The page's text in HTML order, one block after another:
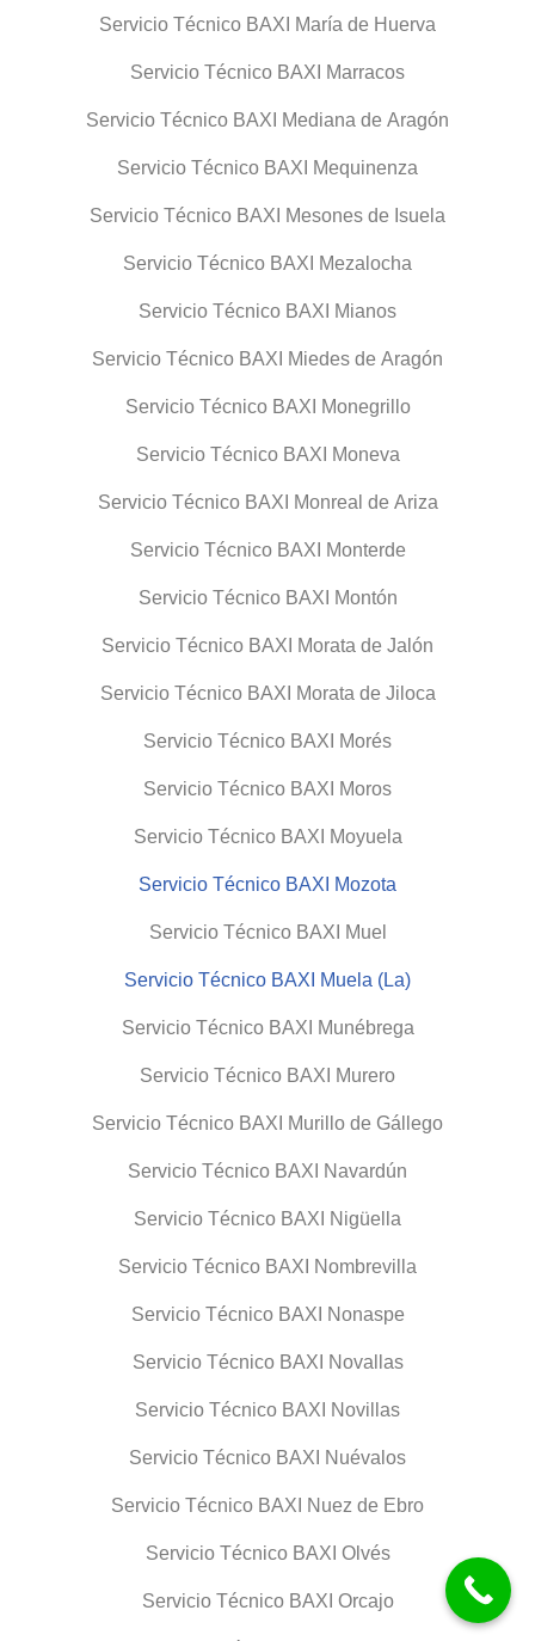
Servicio Técnico BAXI María de Huerva
Servicio Técnico BAXI Marracos
Servicio Técnico BAXI Mediana de Aragón
Servicio Técnico BAXI Mequinenza
Servicio Técnico BAXI Mesones de Isuela
Servicio Técnico BAXI Mezalocha
Servicio Técnico BAXI Mianos
Servicio Técnico BAXI Miedes de Aragón
Servicio Técnico BAXI Monegrillo
Servicio Técnico BAXI Moneva
Servicio Técnico BAXI Monreal de Ariza
Servicio Técnico BAXI Monterde
Servicio Técnico BAXI Montón
Servicio Técnico BAXI Morata de Jalón
Servicio Técnico BAXI Morata de Jiloca
Servicio Técnico BAXI Morés
Servicio Técnico BAXI Moros
Servicio Técnico BAXI Moyuela
Servicio Técnico BAXI Mozota
Servicio Técnico BAXI Muel
Servicio Técnico BAXI Muela (La)
Servicio Técnico BAXI Munébrega
Servicio Técnico BAXI Murero
Servicio Técnico BAXI Murillo de Gállego
Servicio Técnico BAXI Navardún
Servicio Técnico BAXI Nigüella
Servicio Técnico BAXI Nombrevilla
Servicio Técnico BAXI Nonaspe
Servicio Técnico BAXI Novallas
Servicio Técnico BAXI Novillas
Servicio Técnico BAXI Nuévalos
Servicio Técnico BAXI Nuez de Ebro
Servicio Técnico BAXI Olvés
Servicio Técnico BAXI Orcajo